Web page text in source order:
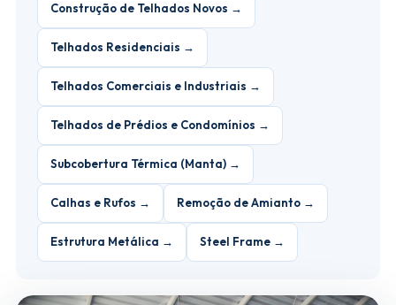
Construção de Telhados Novos →
Telhados Residenciais →
Telhados Comerciais e Industriais →
Telhados de Prédios e Condomínios →
Subcobertura Térmica (Manta) →
Calhas e Rufos → Remoção de Amianto →
Estrutura Metálica → Steel Frame →